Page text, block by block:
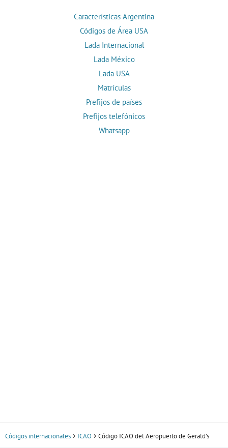
Características Argentina
Códigos de Área USA
Lada Internacional
Lada México
Lada USA
Matrículas
Prefijos de países
Prefijos telefónicos
Whatsapp
Códigos internacionales ICAO Código ICAO del Aeropuerto de Gerald's